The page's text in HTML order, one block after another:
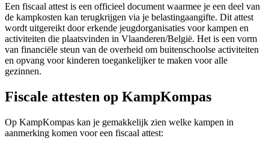
Een fiscaal attest is een officieel document waarmee je een deel van
de kampkosten kan terugkrijgen via je belastingaangifte. Dit attest
wordt uitgereikt door erkende jeugdorganisaties voor kampen en
activiteiten die plaatsvinden in Vlaanderen/België. Het is een vorm
van financiële steun van de overheid om buitenschoolse activiteiten
en opvang voor kinderen toegankelijker te maken voor alle
gezinnen.
Fiscale attesten op KampKompas
Op KampKompas kan je gemakkelijk zien welke kampen in
aanmerking komen voor een fiscaal attest: